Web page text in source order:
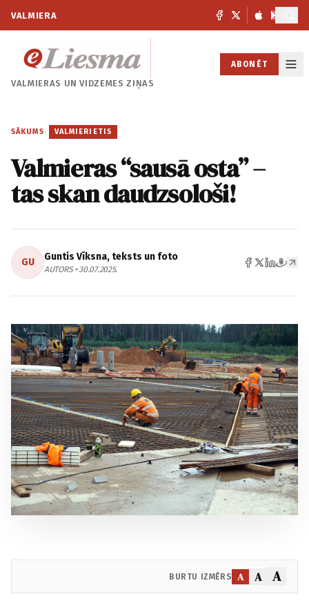
VALMIERA
VALMIERAS UNVIDZEMES ZIŅAS
ABONĒT
SĀKUMS / VALMIERIETIS
Valmieras “sausā osta” –
tas skan daudzsološi!
GU Guntis Vīksna, teksts un foto
AUTORS • 30.07.2025.
BURTU IZMĒRS A A A